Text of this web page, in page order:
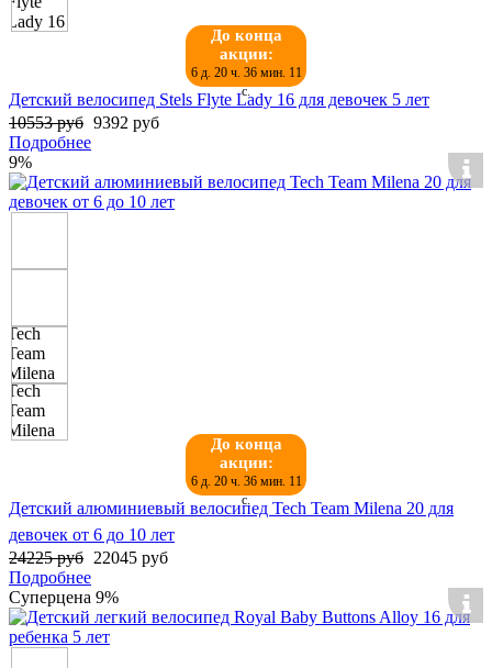
До конца
акции:
6 д. 20 ч. 36 мин. 11
с.
Детский велосипед Stels Flyte Lady 16 для девочек 5 лет
10553 руб 9392 руб
Подробнее
9%
До конца
акции:
6 д. 20 ч. 36 мин. 11
с.
Детский алюминиевый велосипед Tech Team Milena 20 для
девочек от 6 до 10 лет
24225 руб 22045 руб
Подробнее
Суперцена 9%